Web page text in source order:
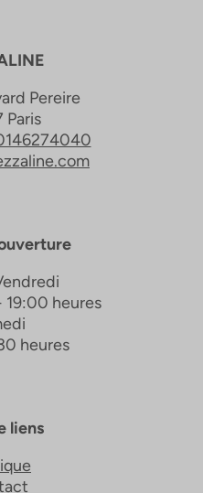
Pereire
Paris
19:00 heures
heures
liens